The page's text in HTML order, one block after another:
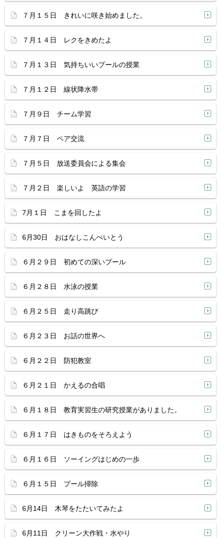
７月１５日 きれいに咲き始めました。
７月１４日 レクをきめたよ
７月１３日 気持ちいいプールの授業
７月１２日 線状降水帯
７月９日 チーム学習
７月７日 ペア交流
７月５日 放送委員会による集会
７月２日 楽しいよ 英語の学習
7月１日 こまを回したよ
6月30日 おはなしこんぺいとう
６月２９日 初めての深いプール
６月２８日 水泳の授業
６月２５日 走り高跳び
６月２３日 お話の世界へ
６月２２日 防犯教室
６月２１日 かえるの合唱
６月１８日 教育実習生の研究授業がありました。
６月１７日 はきものをそろえよう
６月１６日 ソーイングはじめの一歩
６月１５日 プール掃除
6月14日 木琴をたたいてみたよ
6月11日 クリーン大作戦・水やり